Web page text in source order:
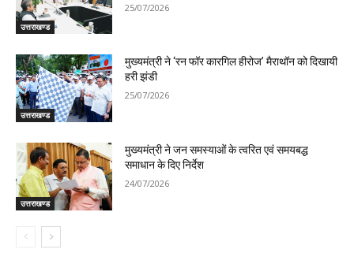
उत्तराखण्ड
25/07/2026
उत्तराखण्ड
मुख्यमंत्री ने ‘रन फॉर कारगिल हीरोज’ मैराथॉन को दिखायी
हरी झंडी
25/07/2026
उत्तराखण्ड
मुख्यमंत्री ने जन समस्याओं के त्वरित एवं समयबद्ध
समाधान के दिए निर्देश
24/07/2026